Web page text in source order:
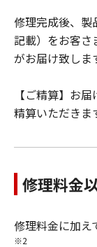
修理完成後、製
記載）をお客さ
がお届け致しま
【ご精算】お
精算いただきま
修理料金
修理料金に加え
※2